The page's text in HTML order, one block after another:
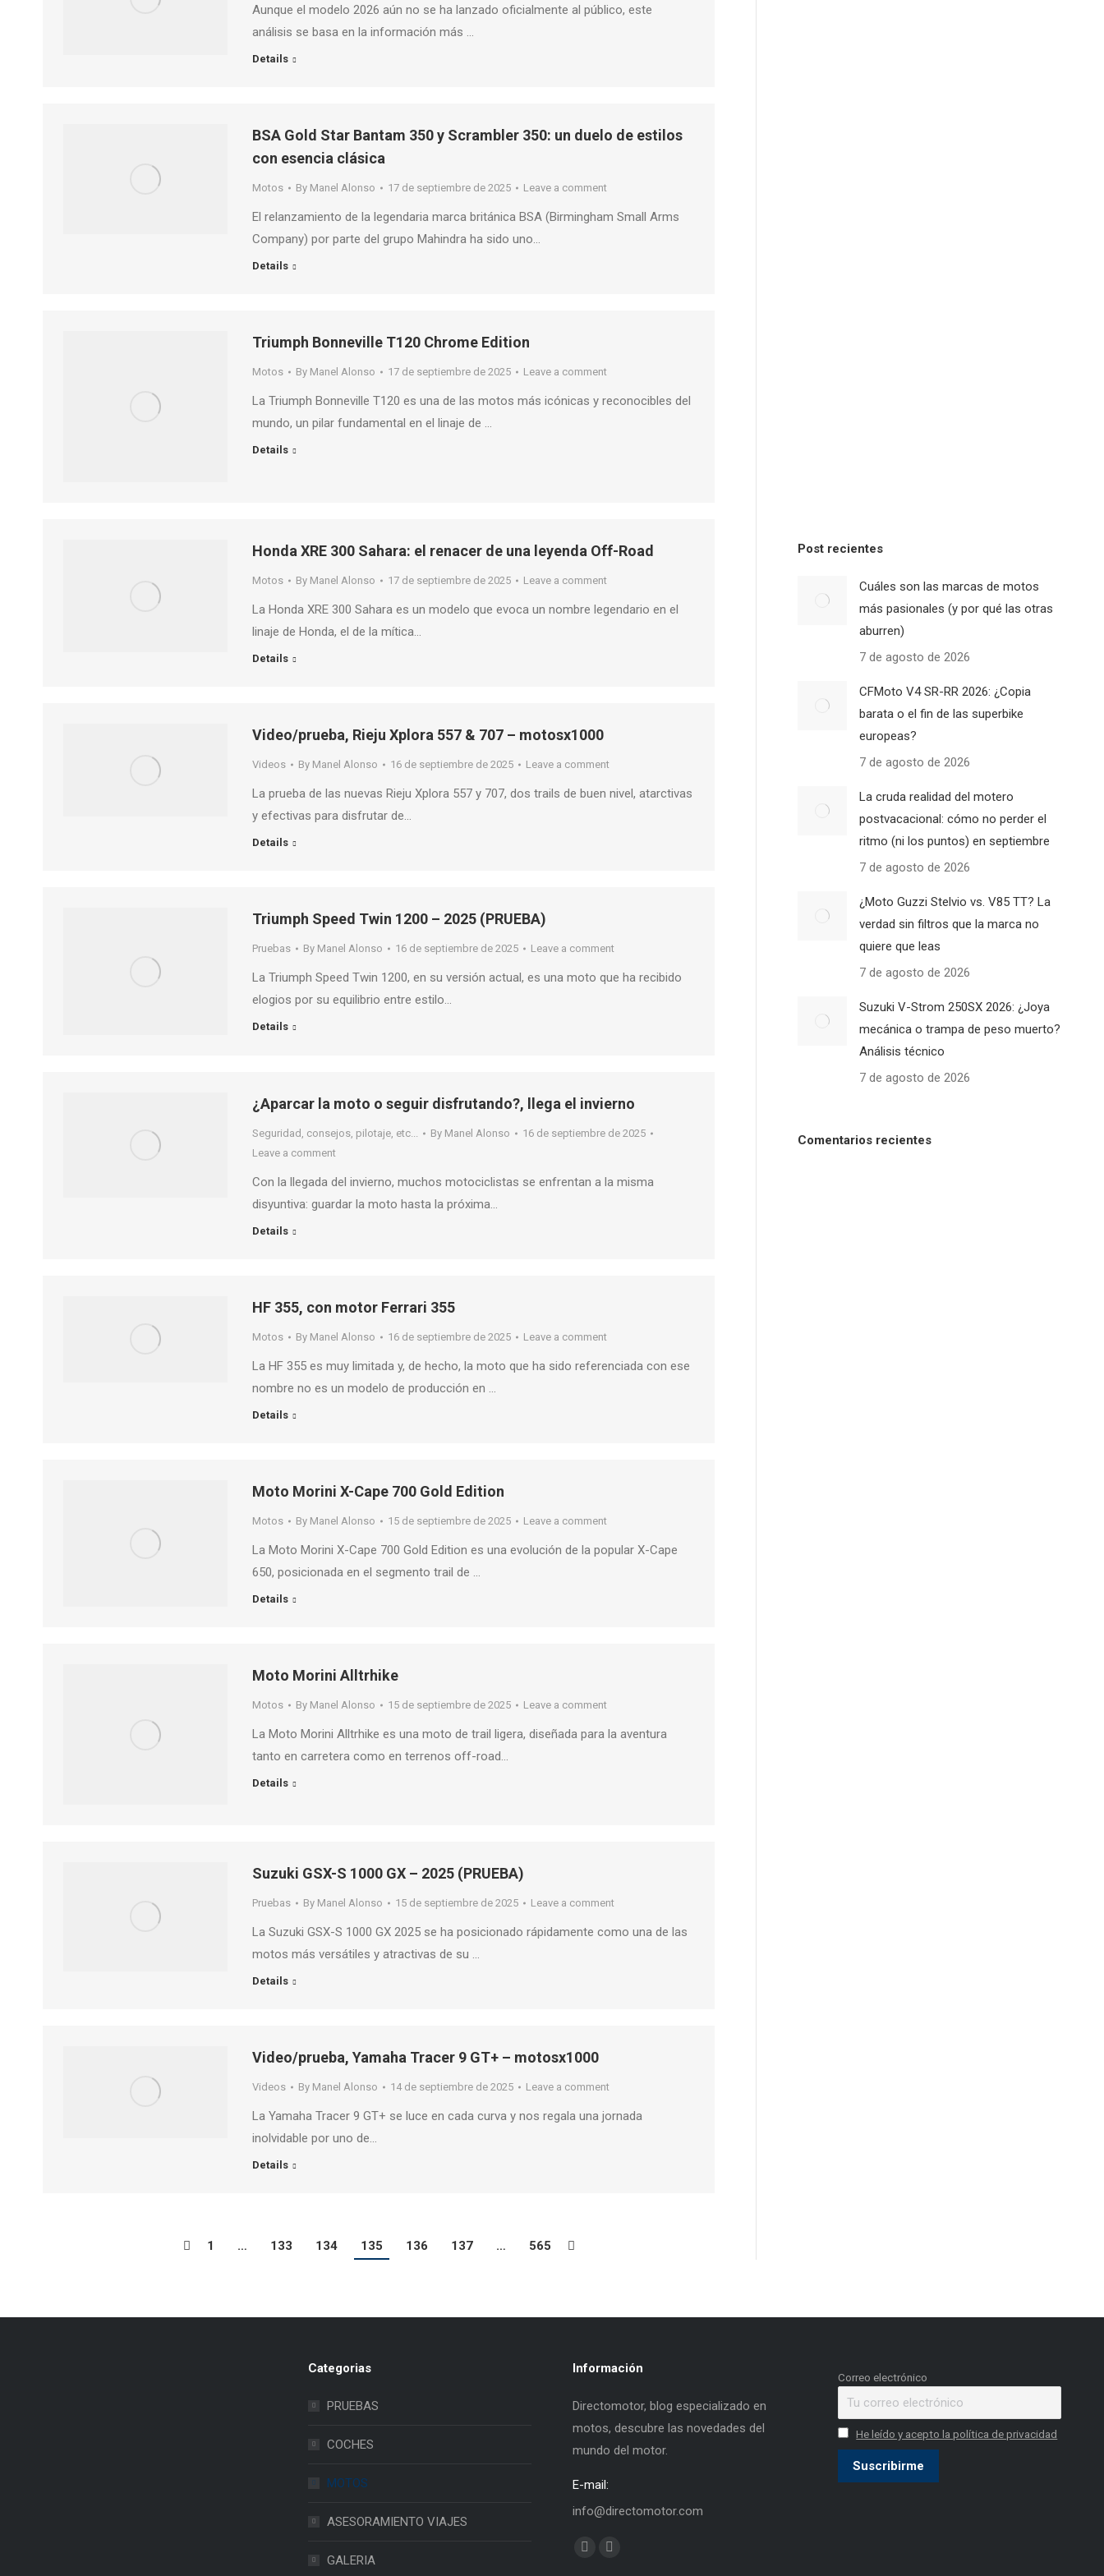
Aunque el modelo 2026 aún no se ha lanzado oficialmente al público, este
análisis se basa en la información más …
Details
BSA Gold Star Bantam 350 y Scrambler 350: un duelo de estilos
con esencia clásica
Motos By Manel Alonso 17 de septiembre de 2025 Leave a comment
El relanzamiento de la legendaria marca británica BSA (Birmingham Small Arms
Company) por parte del grupo Mahindra ha sido uno…
Details
Triumph Bonneville T120 Chrome Edition
Motos By Manel Alonso 17 de septiembre de 2025 Leave a comment
La Triumph Bonneville T120 es una de las motos más icónicas y reconocibles del
mundo, un pilar fundamental en el linaje de …
Details
Honda XRE 300 Sahara: el renacer de una leyenda Off-Road
Motos By Manel Alonso 17 de septiembre de 2025 Leave a comment
La Honda XRE 300 Sahara es un modelo que evoca un nombre legendario en el
linaje de Honda, el de la mítica…
Details
Video/prueba, Rieju Xplora 557 & 707 – motosx1000
Videos By Manel Alonso 16 de septiembre de 2025 Leave a comment
La prueba de las nuevas Rieju Xplora 557 y 707, dos trails de buen nivel, atarctivas
y efectivas para disfrutar de…
Details
Triumph Speed Twin 1200 – 2025 (PRUEBA)
Pruebas By Manel Alonso 16 de septiembre de 2025 Leave a comment
La Triumph Speed Twin 1200, en su versión actual, es una moto que ha recibido
elogios por su equilibrio entre estilo…
Details
¿Aparcar la moto o seguir disfrutando?, llega el invierno
Seguridad, consejos, pilotaje, etc... By Manel Alonso
16 de septiembre de 2025
Leave a comment
Con la llegada del invierno, muchos motociclistas se enfrentan a la misma
disyuntiva: guardar la moto hasta la próxima…
Details
HF 355, con motor Ferrari 355
Motos By Manel Alonso 16 de septiembre de 2025 Leave a comment
La HF 355 es muy limitada y, de hecho, la moto que ha sido referenciada con ese
nombre no es un modelo de producción en …
Details
Moto Morini X-Cape 700 Gold Edition
Motos By Manel Alonso 15 de septiembre de 2025 Leave a comment
La Moto Morini X-Cape 700 Gold Edition es una evolución de la popular X-Cape
650, posicionada en el segmento trail de …
Details
Moto Morini Alltrhike
Motos By Manel Alonso 15 de septiembre de 2025 Leave a comment
La Moto Morini Alltrhike es una moto de trail ligera, diseñada para la aventura
tanto en carretera como en terrenos off-road…
Details
Suzuki GSX-S 1000 GX – 2025 (PRUEBA)
Pruebas By Manel Alonso 15 de septiembre de 2025 Leave a comment
La Suzuki GSX-S 1000 GX 2025 se ha posicionado rápidamente como una de las
motos más versátiles y atractivas de su …
Details
Video/prueba, Yamaha Tracer 9 GT+ – motosx1000
Videos By Manel Alonso 14 de septiembre de 2025 Leave a comment
La Yamaha Tracer 9 GT+ se luce en cada curva y nos regala una jornada
inolvidable por uno de…
Details
1 … 133 134 135 136 137 … 565
Post recientes
Cuáles son las marcas de motos
más pasionales (y por qué las otras
aburren)
7 de agosto de 2026
CFMoto V4 SR-RR 2026: ¿Copia
barata o el fin de las superbike
europeas?
7 de agosto de 2026
La cruda realidad del motero
postvacacional: cómo no perder el
ritmo (ni los puntos) en septiembre
7 de agosto de 2026
¿Moto Guzzi Stelvio vs. V85 TT? La
verdad sin filtros que la marca no
quiere que leas
7 de agosto de 2026
Suzuki V-Strom 250SX 2026: ¿Joya
mecánica o trampa de peso muerto?
Análisis técnico
7 de agosto de 2026
Comentarios recientes
Categorias
PRUEBAS
COCHES
MOTOS
ASESORAMIENTO VIAJES
GALERIA
Información
Directomotor, blog especializado en
motos, descubre las novedades del
mundo del motor.
E-mail:
info@directomotor.com
Find us on:
Facebook
Twitter
Correo electrónico
He leído y acepto la política de privacidad